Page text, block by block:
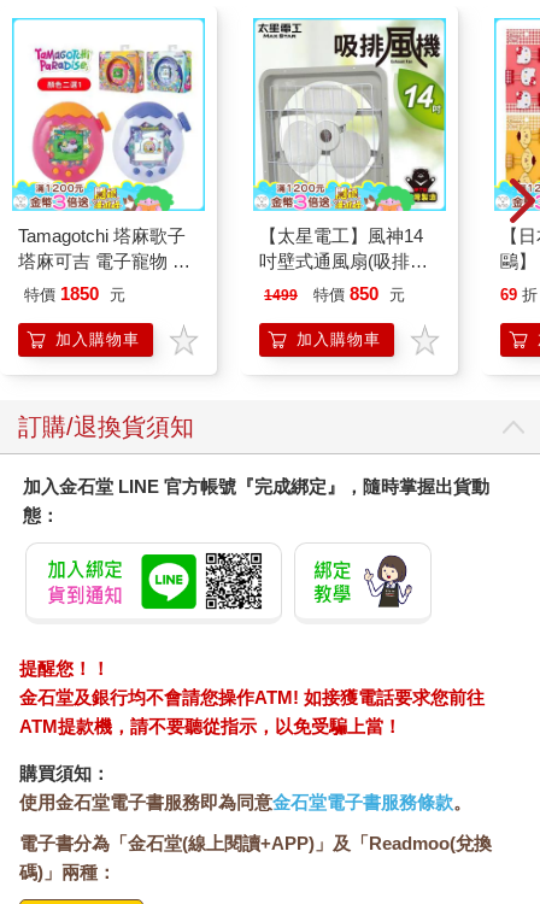
其實有很多方法可以讓我們的身體自行消滅癌細胞，首先就是提
高體溫，讓高溫殺死癌細胞。體溫只要到達39.3℃以上，癌細胞
就會通通死光。
在19世紀的德國，出現了世界第一起癌症自然痊癒的案例，那是
一位因肺癌而發高燒的病人。只是39℃以上的高溫對身體傷害太
大，如果只是將35℃的癌症培養溫度提高到36.5℃.以上，那就容
易多了。因此，體溫過低的人最好馬上開始食用乾薑來提高體溫
吧！那是最立即、也最有效的預防方法。
另外，我們體內還有一種自然殺手細胞（N K細胞），是白血球的
一種，也是保護人體免於癌細胞侵害的第一道防線，它可以不經
抗原抗體反應，直接辨識並清除癌細胞。乾薑能活化全體的免疫
（摘文3）
‧聰明選薑法……先確認表皮有沒有受傷，選擇有光澤及彈性的新
鮮根莖。具體來說，就是表皮沒有傷口，根莖整體厚實、略硬又
結實為最佳。如果根莖切口萎縮變色，就表示已經出土數日，雖
然仍可食用，但盡量不要選擇。接下來這個和乾薑比較沒有關
係，就是在選擇葉生薑及嫩薑時，要選擇根部帶著漂亮紅色，並
且與白色部分對比鮮明的根莖為佳，當然整體是否水嫩緊實，外
皮是否乾淨無傷也是檢查重點，盡量挑量白色部分多的根莖。
‧薑的保存方法……生薑如果直接放進冰箱，就會從切口那裡開始
廚房紙巾包起來裝進保鮮袋，放置在陰暗處或冰箱的蔬果保鮮
室，這樣可以保存得較長久。一般小吃店或農家從以前就是用濕
報紙包住生薑放在陰暗處保存的，所謂的陰暗處大約以15℃為最
另外，還有一種令人意外的保存法，就是將生薑分成各小塊，放
進裝了水的密閉容器再冰入冰箱，除了需要經常換水之外，這個
是因為薑的有效成分薑辣素及薑烯酚是油溶性，因此不溶於水。
如果想要保存得更久，可以將生薑磨成泥狀冷凍起來。
Tamagotchi 塔麻歌子
塔麻可吉 電子寵物 樂
園系列（熱帶橙果／極
特價 1850 元
加入購物車
【太星電工】風神14
吋壁式通風扇(吸排風
機)
1499 特價 850 元
加入購物車
【
鷗
(8款
企鵝
69 折
訂購/退換貨須知
加入金石堂 LINE 官方帳號『完成綁定』，隨時掌握出貨動
態：
提醒您！！
金石堂及銀行均不會請您操作ATM! 如接獲電話要求您前往
ATM提款機，請不要聽從指示，以免受騙上當！
購買須知：
使用金石堂電子書服務即為同意金石堂電子書服務條款。
電子書分為「金石堂(線上閱讀+APP)」及「Readmoo(兌換
碼)」兩種：